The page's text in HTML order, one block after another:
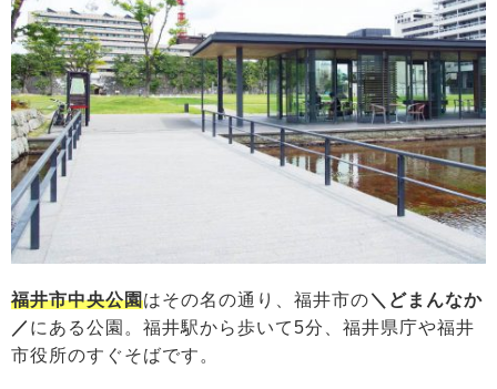
福井市中央公園はその名の通り、福井市の＼どまんなか
／ にある公園。福井駅から歩いて5分、福井県庁や福井
市役所のすぐそばです。